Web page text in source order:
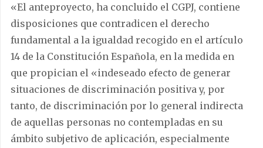
«El anteproyecto, ha concluido el CGPJ, contiene
disposiciones que contradicen el derecho
fundamental a la igualdad recogido en el artículo
14 de la Constitución Española, en la medida en
que propician el «indeseado efecto de generar
situaciones de discriminación positiva y, por
tanto, de discriminación por lo general indirecta
de aquellas personas no contempladas en su
ámbito subjetivo de aplicación, especialmente